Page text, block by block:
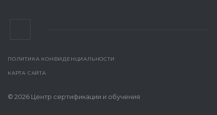
ПОЛИТИКА КОНФИДЕНЦИАЛЬНОСТИ
КАРТА САЙТА
© 2026 Центр сертификации и обучения